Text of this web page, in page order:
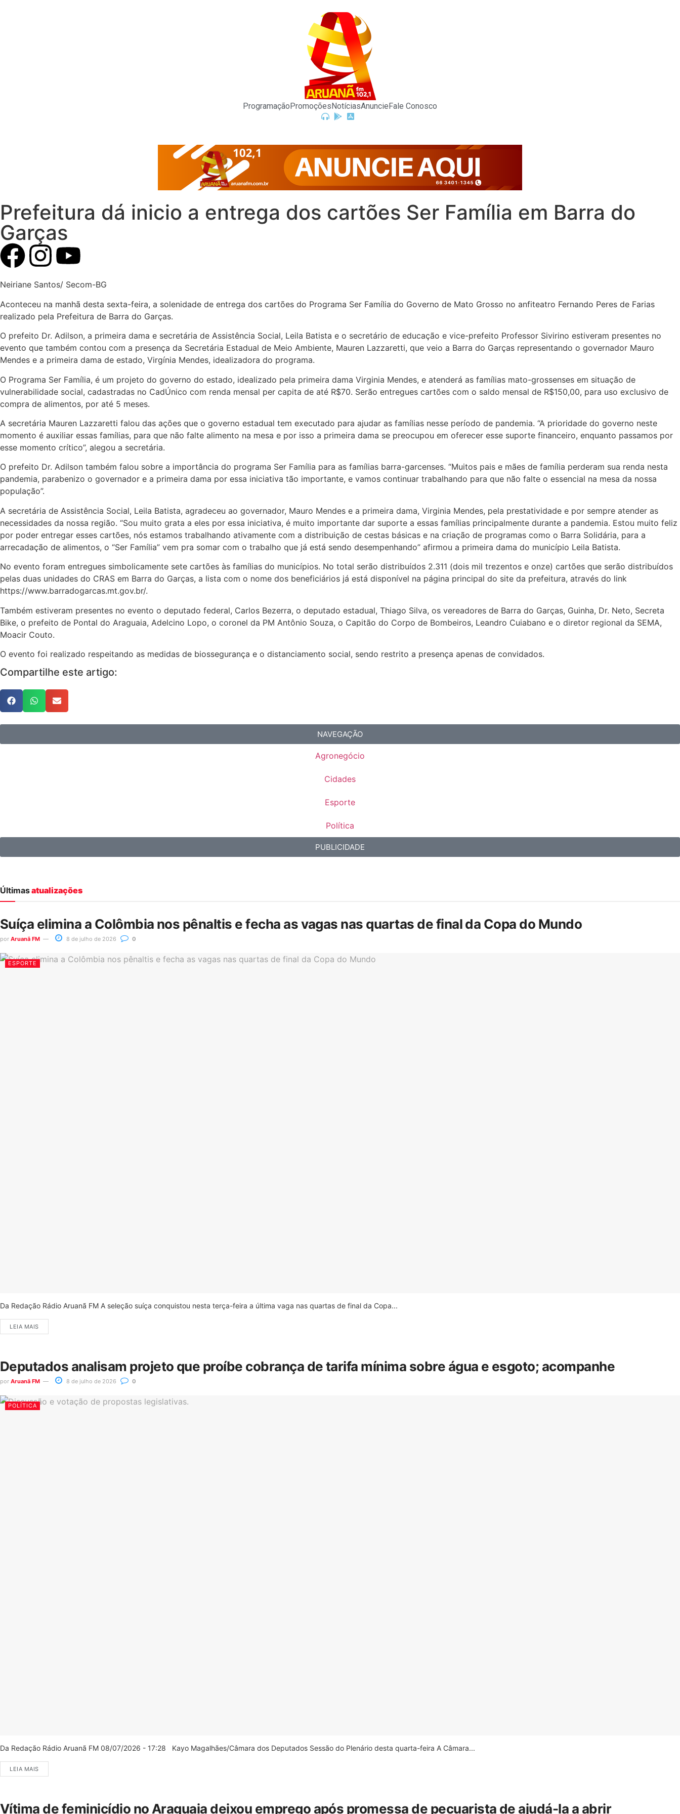
ProgramaçãoPromoçõesNotíciasAnuncieFale Conosco
Prefeitura dá inicio a entrega dos cartões Ser Família em Barra do
Garças
Neiriane Santos/ Secom-BG
Aconteceu na manhã desta sexta-feira, a solenidade de entrega dos cartões do Programa Ser Família do Governo de Mato Grosso no anfiteatro Fernando Peres de Farias
realizado pela Prefeitura de Barra do Garças.
O prefeito Dr. Adilson, a primeira dama e secretária de Assistência Social, Leila Batista e o secretário de educação e vice-prefeito Professor Sivirino estiveram presentes no
evento que também contou com a presença da Secretária Estadual de Meio Ambiente, Mauren Lazzaretti, que veio a Barra do Garças representando o governador Mauro
Mendes e a primeira dama de estado, Virgínia Mendes, idealizadora do programa.
O Programa Ser Família, é um projeto do governo do estado, idealizado pela primeira dama Virginia Mendes, e atenderá as famílias mato-grossenses em situação de
vulnerabilidade social, cadastradas no CadÚnico com renda mensal per capita de até R$70. Serão entregues cartões com o saldo mensal de R$150,00, para uso exclusivo de
compra de alimentos, por até 5 meses.
A secretária Mauren Lazzaretti falou das ações que o governo estadual tem executado para ajudar as famílias nesse período de pandemia. “A prioridade do governo neste
momento é auxiliar essas famílias, para que não falte alimento na mesa e por isso a primeira dama se preocupou em oferecer esse suporte financeiro, enquanto passamos por
esse momento crítico”, alegou a secretária.
O prefeito Dr. Adilson também falou sobre a importância do programa Ser Família para as famílias barra-garcenses. “Muitos pais e mães de família perderam sua renda nesta
pandemia, parabenizo o governador e a primeira dama por essa iniciativa tão importante, e vamos continuar trabalhando para que não falte o essencial na mesa da nossa
população”.
A secretária de Assistência Social, Leila Batista, agradeceu ao governador, Mauro Mendes e a primeira dama, Virginia Mendes, pela prestatividade e por sempre atender as
necessidades da nossa região. “Sou muito grata a eles por essa iniciativa, é muito importante dar suporte a essas famílias principalmente durante a pandemia. Estou muito feliz
por poder entregar esses cartões, nós estamos trabalhando ativamente com a distribuição de cestas básicas e na criação de programas como o Barra Solidária, para a
arrecadação de alimentos, o “Ser Família” vem pra somar com o trabalho que já está sendo desempenhando” afirmou a primeira dama do município Leila Batista.
No evento foram entregues simbolicamente sete cartões às famílias do municípios. No total serão distribuídos 2.311 (dois mil trezentos e onze) cartões que serão distribuídos
pelas duas unidades do CRAS em Barra do Garças, a lista com o nome dos beneficiários já está disponível na página principal do site da prefeitura, através do link
https://www.barradogarcas.mt.gov.br/.
Também estiveram presentes no evento o deputado federal, Carlos Bezerra, o deputado estadual, Thiago Silva, os vereadores de Barra do Garças, Guinha, Dr. Neto, Secreta
Bike, o prefeito de Pontal do Araguaia, Adelcino Lopo, o coronel da PM Antônio Souza, o Capitão do Corpo de Bombeiros, Leandro Cuiabano e o diretor regional da SEMA,
Moacir Couto.
O evento foi realizado respeitando as medidas de biossegurança e o distanciamento social, sendo restrito a presença apenas de convidados.
Compartilhe este artigo:
NAVEGAÇÃO
Agronegócio
Cidades
Esporte
Política
PUBLICIDADE
Últimasatualizações
Suíça elimina a Colômbia nos pênaltis e fecha as vagas nas quartas de final da Copa do Mundo
por Aruanã FM 8 de julho de 2026 0
ESPORTE
Da Redação Rádio Aruanã FM A seleção suíça conquistou nesta terça-feira a última vaga nas quartas de final da Copa...
LEIA MAIS
Deputados analisam projeto que proíbe cobrança de tarifa mínima sobre água e esgoto; acompanhe
por Aruanã FM 8 de julho de 2026 0
POLÍTICA
Da Redação Rádio Aruanã FM 08/07/2026 - 17:28 Kayo Magalhães/Câmara dos Deputados Sessão do Plenário desta quarta-feira A Câmara...
LEIA MAIS
Vítima de feminicídio no Araguaia deixou emprego após promessa de pecuarista de ajudá-la a abrir